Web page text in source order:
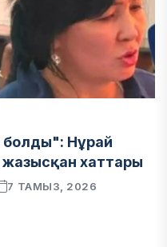
болды": Нұрай
хаттары
7 ТАМЫЗ, 2026